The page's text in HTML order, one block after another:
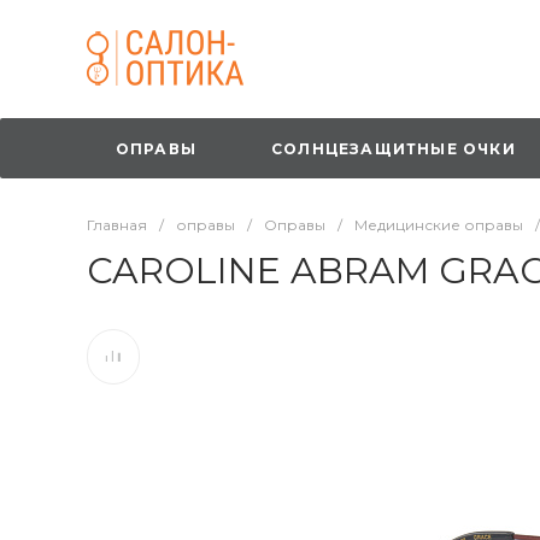
ОПРАВЫ СОЛНЦЕЗАЩИТНЫЕ ОЧКИ
Главная / оправы / Оправы / Медицинские оправы /
CAROLINE ABRAM